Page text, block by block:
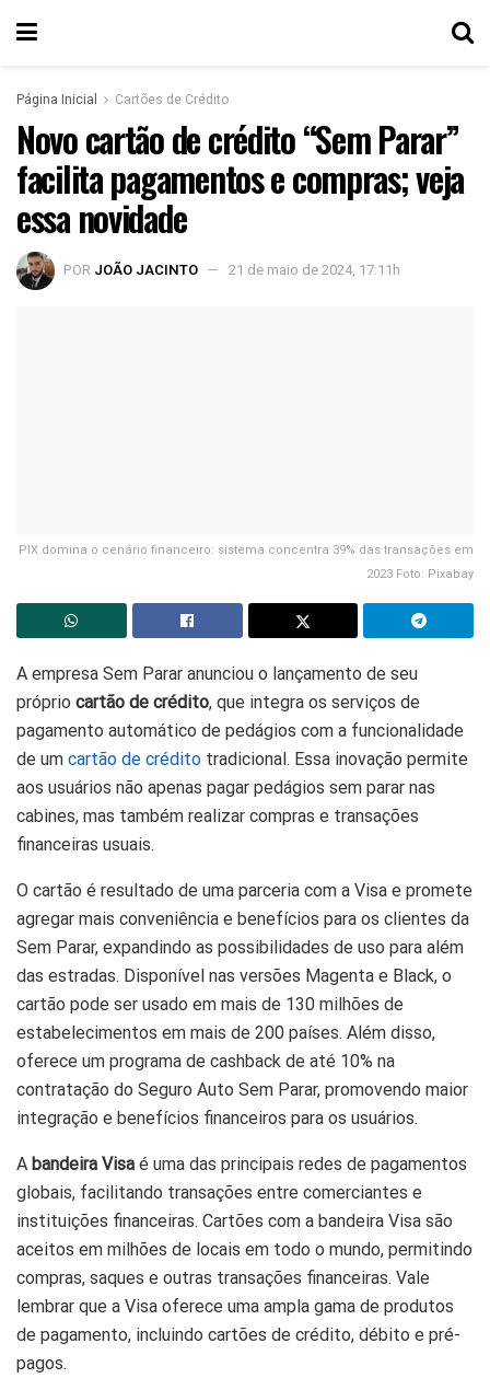
Página Inicial Cartões de Crédito
Novo cartão de crédito “Sem Parar”
facilita pagamentos e compras; veja
essa novidade
POR JOÃO JACINTO 21 de maio de 2024, 17:11h
PIX domina o cenário financeiro: sistema concentra 39% das transações em
2023 Foto: Pixabay
A empresa Sem Parar anunciou o lançamento de seu
próprio cartão de crédito, que integra os serviços de
pagamento automático de pedágios com a funcionalidade
de um cartão de crédito tradicional. Essa inovação permite
aos usuários não apenas pagar pedágios sem parar nas
cabines, mas também realizar compras e transações
financeiras usuais.
O cartão é resultado de uma parceria com a Visa e promete
agregar mais conveniência e benefícios para os clientes da
Sem Parar, expandindo as possibilidades de uso para além
das estradas. Disponível nas versões Magenta e Black, o
cartão pode ser usado em mais de 130 milhões de
estabelecimentos em mais de 200 países. Além disso,
oferece um programa de cashback de até 10% na
contratação do Seguro Auto Sem Parar, promovendo maior
integração e benefícios financeiros para os usuários.
A bandeira Visa é uma das principais redes de pagamentos
globais, facilitando transações entre comerciantes e
instituições financeiras. Cartões com a bandeira Visa são
aceitos em milhões de locais em todo o mundo, permitindo
compras, saques e outras transações financeiras. Vale
lembrar que a Visa oferece uma ampla gama de produtos
de pagamento, incluindo cartões de crédito, débito e pré-
pagos.